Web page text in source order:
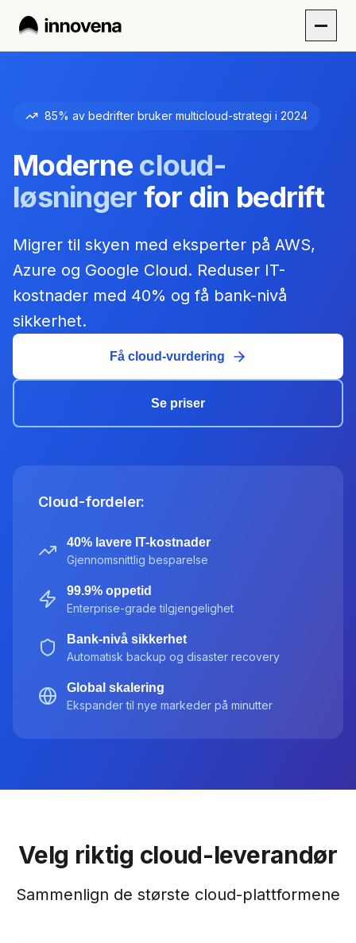
85% av bedrifter bruker multicloud-strategi i 2024
Moderne cloud-
løsninger for din bedrift
Migrer til skyen med eksperter på AWS,
Azure og Google Cloud. Reduser IT-
kostnader med 40% og få bank-nivå
sikkerhet.
Få cloud-vurdering
Se priser
Cloud-fordeler:
40% lavere IT-kostnader
Gjennomsnittlig besparelse
99.9% oppetid
Enterprise-grade tilgjengelighet
Bank-nivå sikkerhet
Automatisk backup og disaster recovery
Global skalering
Ekspander til nye markeder på minutter
Velg riktig cloud-leverandør
Sammenlign de største cloud-plattformene